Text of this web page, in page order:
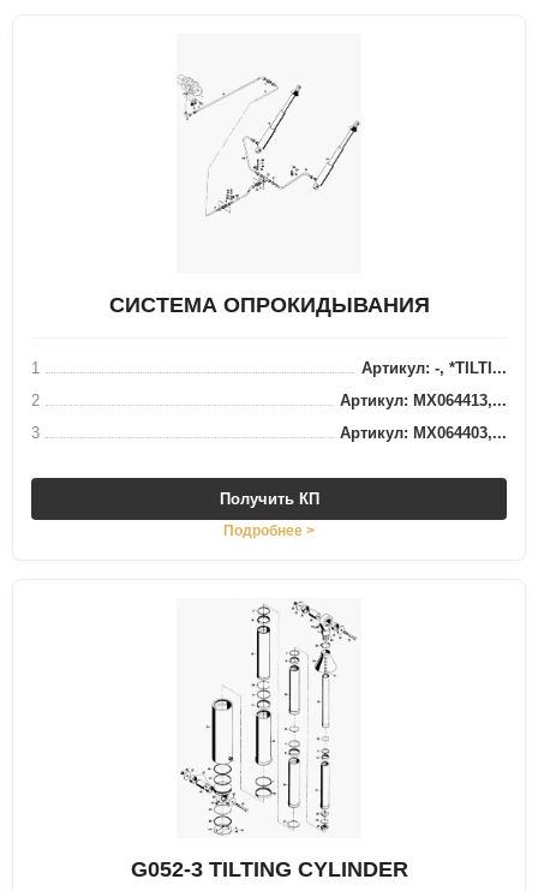
СИСТЕМА ОПРОКИДЫВАНИЯ
1
Артикул: -, *TILTI...
2
Артикул: MX064413,...
3
Артикул: MX064403,...
Получить КП
Подробнее >
G052-3 TILTING CYLINDER